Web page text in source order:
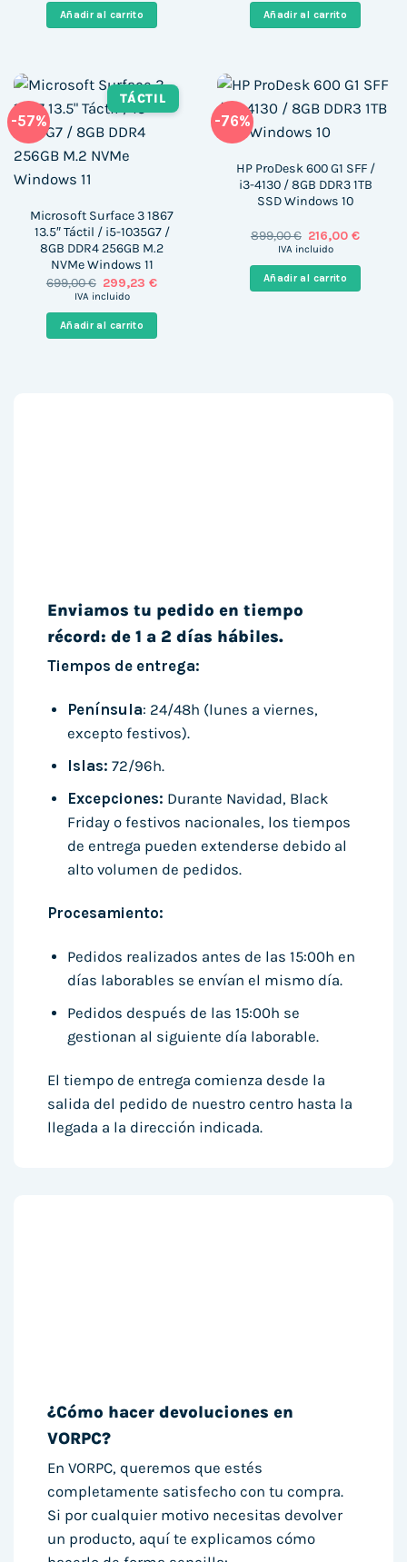
era:
1.399,00 €.
Añadir al carrito
era:
999,00 €.
es:
224,00
Añadir al carrito
-57%
TÁCTIL
Microsoft Surface 3 1867
13.5″ Táctil / i5-1035G7 /
8GB DDR4 256GB M.2
NVMe Windows 11
699,00€ El
precio
era:
699,00 €.
299,23€El
es:
299,23 €.
IVA incluido
Añadir al carrito
-76%
HP ProDesk 600 G1 SFF /
i3-4130 / 8GB DDR3 1TB
SSD Windows 10
899,00€ El
precio
era:
899,00 €.
216,00€El
es:
216,00
IVA incluido
Añadir al carrito
Enviamos tu pedido en tiempo
récord: de 1 a 2 días hábiles.
Tiempos de entrega:
Península: 24/48h (lunes a viernes,
excepto festivos).
Islas: 72/96h.
Excepciones: Durante Navidad, Black
Friday o festivos nacionales, los tiempos
de entrega pueden extenderse debido al
alto volumen de pedidos.
Procesamiento:
Pedidos realizados antes de las 15:00h en
días laborables se envían el mismo día.
Pedidos después de las 15:00h se
gestionan al siguiente día laborable.
El tiempo de entrega comienza desde la
salida del pedido de nuestro centro hasta la
llegada a la dirección indicada.
¿Cómo hacer devoluciones en
VORPC?
En VORPC, queremos que estés
completamente satisfecho con tu compra.
Si por cualquier motivo necesitas devolver
un producto, aquí te explicamos cómo